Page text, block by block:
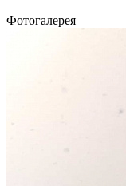
Фотогалерея